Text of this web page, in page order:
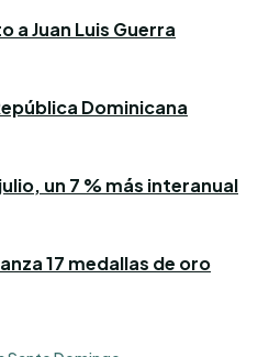
a Juan Luis Guerra
Dominicana
un 7 % más interanual
17 medallas de oro